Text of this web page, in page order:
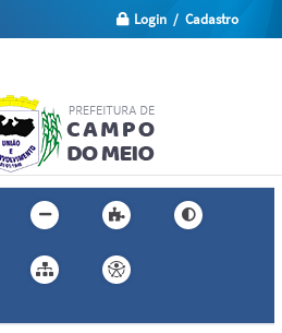
Login / Cadastro